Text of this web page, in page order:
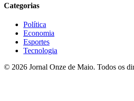
Categorias
Política
Economia
Esportes
Tecnologia
© 2026 Jornal Onze de Maio. Todos os